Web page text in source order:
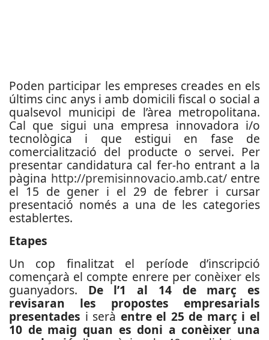
Poden participar les empreses creades en els
últims cinc anys i amb domicili fiscal o social a
qualsevol municipi de l’àrea metropolitana.
Cal que sigui una empresa innovadora i/o
tecnològica i que estigui en fase de
comercialització del producte o servei. Per
presentar candidatura cal fer-ho entrant a la
pàgina http://premisinnovacio.amb.cat/entre
el 15 de gener i el 29 de febrer i cursar
presentació només a una de les categories
establertes.
Etapes
Un cop finalitzat el període d’inscripció
començarà el compte enrere per conèixer els
guanyadors. De l’1 al 14 de març es
revisaran les propostes empresarials
presentades i serà entre el 25 de març i el
10 de maig quan es doni a conèixer una